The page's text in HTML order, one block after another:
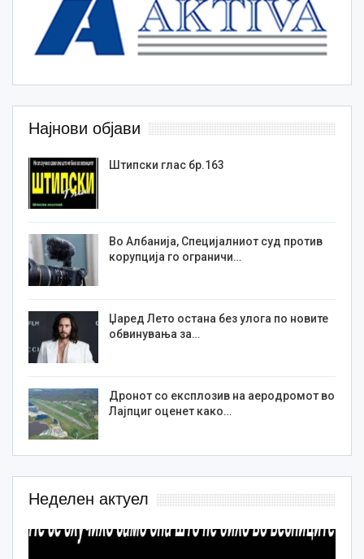
Најнови објави
Штипски глас бр.163
Во Албанија, Специјалниот суд против
корупција го ограничи…
Џаред Лето остана без улога по новите
обвинувања за…
Дронот со експлозив на аеродромот во
Лајпциг оценет како…
Неделен актуел